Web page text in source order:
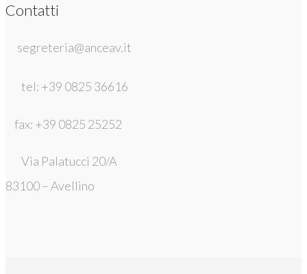
Contatti
segreteria@anceav.it
tel: +39 0825 36616
fax: +39 0825 25252
Via Palatucci 20/A
83100 – Avellino